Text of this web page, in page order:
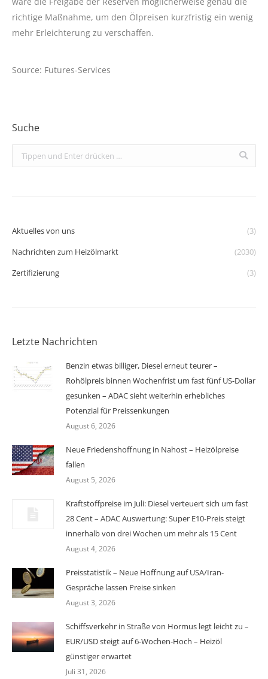
richtige Maßnahme, um den Ölpreisen kurzfristig ein wenig
mehr Erleichterung zu verschaffen.
Source: Futures-Services
Suche
Search:
Aktuelles von uns
(3)
Nachrichten zum Heizölmarkt
(2030)
Zertifizierung
(3)
Letzte Nachrichten
Benzin etwas billiger, Diesel erneut teurer –
Rohölpreis binnen Wochenfrist um fast fünf US-Dollar
gesunken – ADAC sieht weiterhin erhebliches
Potenzial für Preissenkungen
August 6, 2026
Neue Friedenshoffnung in Nahost – Heizölpreise
fallen
August 5, 2026
Kraftstoffpreise im Juli: Diesel verteuert sich um fast
28 Cent – ADAC Auswertung: Super E10-Preis steigt
innerhalb von drei Wochen um mehr als 15 Cent
August 4, 2026
Preisstatistik – Neue Hoffnung auf USA/Iran-
Gespräche lassen Preise sinken
August 3, 2026
Schiffsverkehr in Straße von Hormus legt leicht zu –
EUR/USD steigt auf 6-Wochen-Hoch – Heizöl
günstiger erwartet
Juli 31, 2026